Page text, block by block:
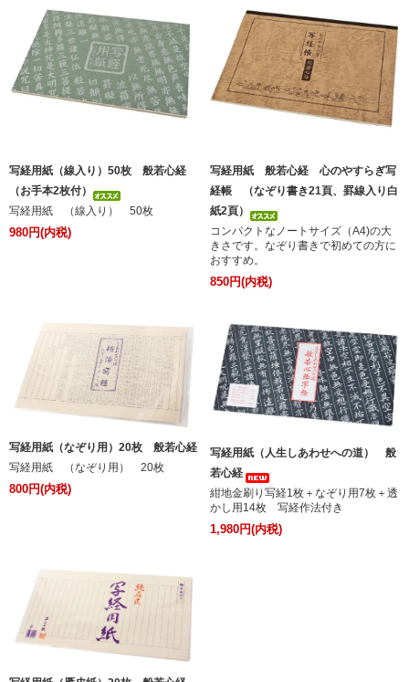
写経用紙（線入り）50枚 般若心経
（お手本2枚付）
写経用紙 （線入り） 50枚
980円(内税)
写経用紙 般若心経 心のやすらぎ写
経帳 （なぞり書き21頁、罫線入り白
紙2頁）
コンパクトなノートサイズ（A4)の大
きさです。なぞり書きで初めての方に
おすすめ。
850円(内税)
写経用紙（なぞり用）20枚 般若心経
写経用紙 （なぞり用） 20枚
800円(内税)
写経用紙（人生しあわせへの道） 般
若心経
紺地金刷り写経1枚＋なぞり用7枚＋透
かし用14枚 写経作法付き
1,980円(内税)